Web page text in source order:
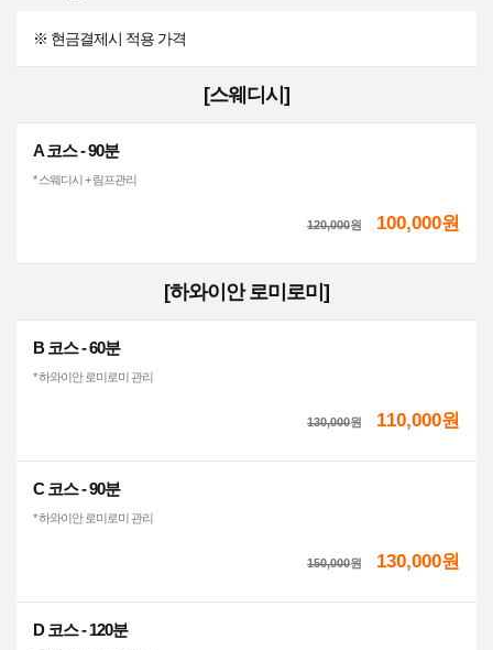
※ 현금결제시 적용 가격
[스웨디시]
A 코스 - 90분
* 스웨디시 + 림프관리
120,000원 100,000원
[하와이안 로미로미]
B 코스 - 60분
* 하와이안 로미로미 관리
130,000원 110,000원
C 코스 - 90분
* 하와이안 로미로미 관리
150,000원 130,000원
D 코스 - 120분